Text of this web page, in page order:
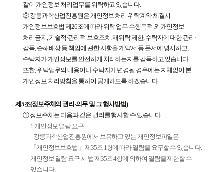
같이 개인정보 처리업무를 위탁하고 있습니다.
② 강릉과학산업진흥원은 개인정보 처리 위탁계약 체결시
개인정보보호법 제26조에 따라 위탁 업무 수행목적 외 개인정보
처리금지, 기술적·관리적 보호조치, 재위탁 제한, 수탁자에 대한 관리·
감독, 손해배상 등 책임에 관한 사항을 계약서 등 문서에 명시하고,
수탁자가 개인정보를 안전하게 처리하는지를 감독하고 있습니다.
또한, 위탁업무의 내용이나 수탁자가 변경될 경우에는 지체없이 본
개인정보 처리방침을 통하여 공개하도록 하겠습니다.
제5조(정보주체의 권리·의무 및 그 행사방법)
① 정보주체는 다음과 같은 권리를 행사할 수 있습니다.
1.개인정보 열람 요구
강릉과학산업진흥원에서 보유하고 있는 개인정보파일은
「개인정보보호법」 제35조 1항에 따라 열람을 요구할 수 있습니다.
개인정보 열람 요구 시 법 제35조 4항에 의하여 열람을 제한할 수
있습니다.